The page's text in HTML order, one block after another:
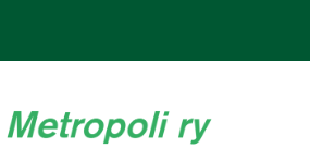
Jyty Metropoli ry